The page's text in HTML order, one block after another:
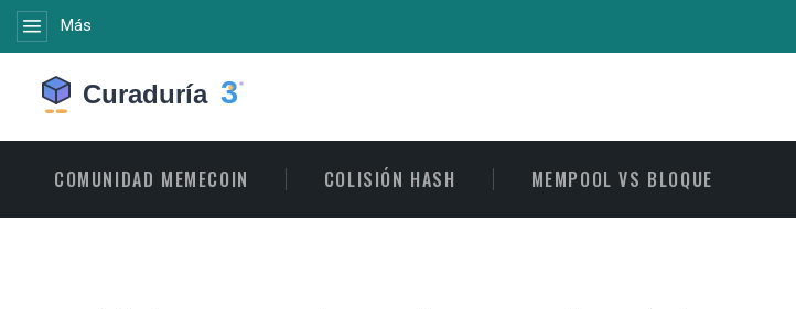
Más
COMUNIDAD MEMECOIN COLISIÓN HASH MEMPOOL VS BLOQUE